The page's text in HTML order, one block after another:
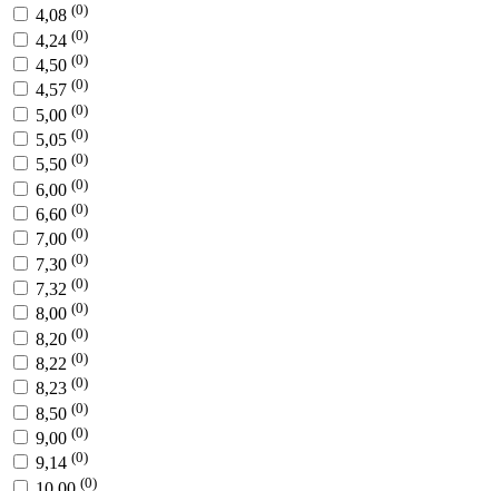
4,08 (0)
4,24 (0)
4,50 (0)
4,57 (0)
5,00 (0)
5,05 (0)
5,50 (0)
6,00 (0)
6,60 (0)
7,00 (0)
7,30 (0)
7,32 (0)
8,00 (0)
8,20 (0)
8,22 (0)
8,23 (0)
8,50 (0)
9,00 (0)
9,14 (0)
(0)